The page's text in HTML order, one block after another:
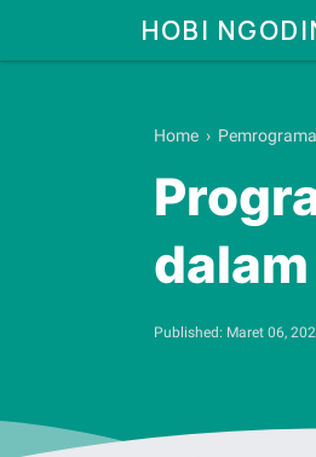
HOBI
Home ›
Published: Maret 06,